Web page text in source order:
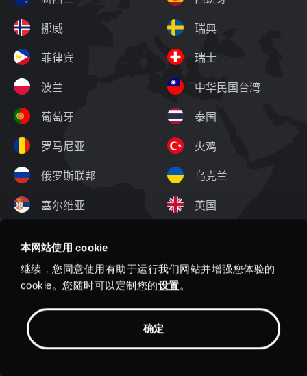
本网站使用 cookie
继续，您同意使用有助于运行我们网站并增强您体验的
cookie。您随时可以定制您的设置。
确定
挪威
菲律宾
波兰
葡萄牙
罗马尼亚
俄罗斯联邦
塞尔维亚
瑞典
瑞士
中华民国台湾
泰国
火鸡
乌克兰
英国
立即使用 VPN 保护您的其余
数据